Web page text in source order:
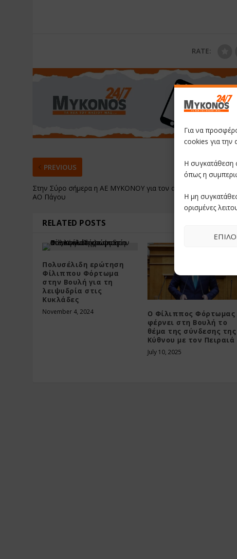
Για να
cookies για
Η συγκατάθεση
όπως η
Η μη
ορισμένες
RATE:
PREVIOUS
Στην Σύρο σήμερα η ΑΕ ΜΥΚΟΝΟΥ για τον αγώνα με τον
ΑΟ Πάγου
RELATED POSTS
Πολυσέλιδη ερώτηση
Φίλιππου Φόρτωμα
στην Βουλή για τη
λειψυδρία στις
Κυκλάδες
November 4, 2024
Ο Φίλιππος Φόρτωμας
φέρνει στη Βουλή το
θέμα της σύνδεσης της
Κύθνου με τον Πειραιά
July 10, 2025